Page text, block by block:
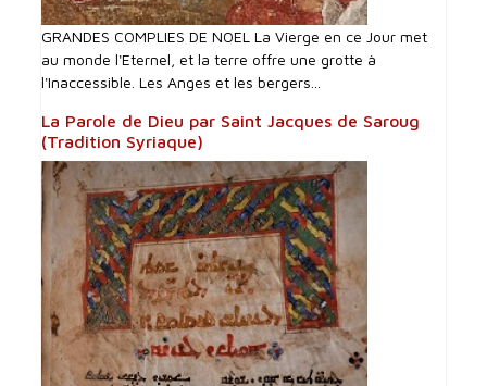
GRANDES COMPLIES DE NOEL La Vierge en ce Jour met
au monde l'Eternel, et la terre offre une grotte à
l'Inaccessible. Les Anges et les bergers...
La Parole de Dieu par Saint Jacques de Saroug
(Tradition Syriaque)